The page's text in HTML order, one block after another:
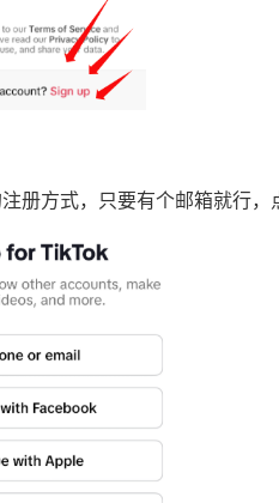
册方式，只要有个邮箱就行，